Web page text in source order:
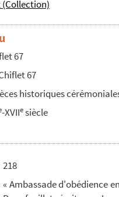
» (1638). Deux feui...
présence de...
Philippe IV, roy d'...
bénit, envoyez p...
de 1624 »
su real capilla en ...
67
67
historiques
-XVIIesiècle
218
« Ambassade d'obédience